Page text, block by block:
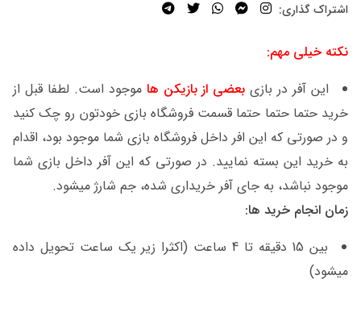
اشتراک گذاری:
نکته خیلی مهم:
این آفر در بازی بعضی از بازیکن ها موجود است. لطفا قبل از
خرید حتما حتما حتما قسمت فروشگاه بازی خودتون رو چک کنید
و در صورتی که این افر داخل فروشگاه بازی شما موجود بود، اقدام
به خرید این بسته نمایید. در صورتی که این آفر داخل بازی شما
موجود نباشد، به جای آفر خریداری شده، جم شارژ میشود.
زمان انجام خرید ها:
بین 15 دقیقه تا 4 ساعت (اکثرا زیر یک ساعت تحویل داده
میشود)